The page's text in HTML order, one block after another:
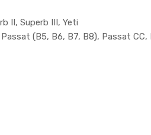
II, Superb III, Yeti
(B5, B6, B7, B8), Passat CC,